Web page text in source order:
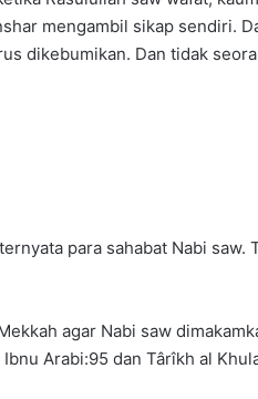
mengambil sikap sendiri.
dikebumikan. Dan tidak
para sahabat Nabi saw.
agar Nabi saw
Arabi:95 dan Târîkh al